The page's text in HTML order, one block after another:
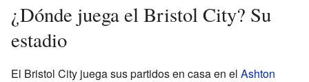
¿Dónde juega el Bristol City? Su
estadio
El Bristol City juega sus partidos en casa en el Ashton